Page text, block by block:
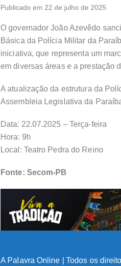
Publicado em 22 de julho de 2025
O governador João Azevêdo
Básica da Polícia Militar da
iniciativa, que representa um
em diversas áreas e a prestação
A atualização da estrutura da
Assembleia Legislativa da
Data: 22.07.2025 – Terça-feira
Hora: 9h
Local: Teatro Pedra do Reino
Fonte: Secom-PB
A Palavra Online | Todos os